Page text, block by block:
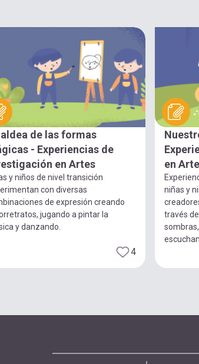
de las formas
- Experiencias de
en Artes
y niños de nivel transición
con diversas
de expresión creando
jugando a pintar la
y danzando.
4
en
niñas y
través